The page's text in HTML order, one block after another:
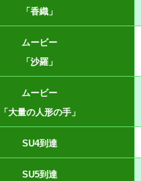
「香織」
ムービー
「沙羅」
ムービー
「大量の人形の手」
SU4到達
SU5到達